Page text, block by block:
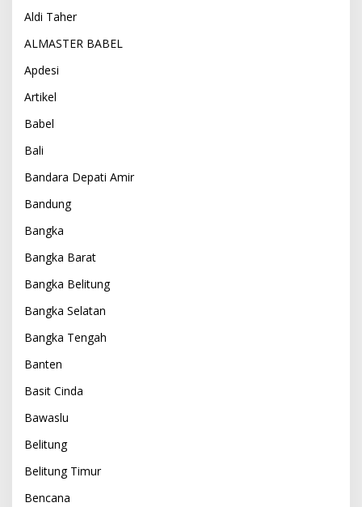
Aldi Taher
ALMASTER BABEL
Apdesi
Artikel
Babel
Bali
Bandara Depati Amir
Bandung
Bangka
Bangka Barat
Bangka Belitung
Bangka Selatan
Bangka Tengah
Banten
Basit Cinda
Bawaslu
Belitung
Belitung Timur
Bencana